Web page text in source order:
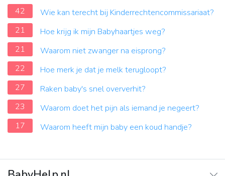
42
Wie kan terecht bij Kinderrechtencommissariaat?
21
Hoe krijg ik mijn Babyhaartjes weg?
21
Waarom niet zwanger na eisprong?
22
Hoe merk je dat je melk terugloopt?
27
Raken baby's snel oververhit?
23
Waarom doet het pijn als iemand je negeert?
17
Waarom heeft mijn baby een koud handje?